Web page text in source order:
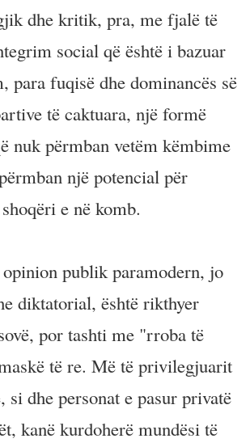
dhe kritik, pra, me fjalë të
social që është i bazuar
para fuqisë dhe dominancës së
të caktuara, një formë
nuk përmban vetëm këmbime
një potencial për
e në komb.
publik paramodern, jo
diktatorial, është rikthyer
por tashti me "rroba të
të re. Më të privilegjuarit
si dhe personat e pasur privatë
kanë kurdoherë mundësi të